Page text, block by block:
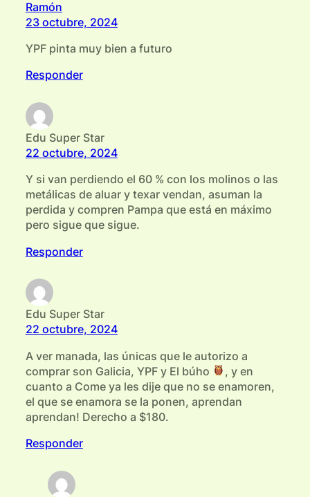
Ramón
23 octubre, 2024
YPF pinta muy bien a futuro
Responder
Edu Super Star
22 octubre, 2024
Y si van perdiendo el 60 % con los molinos o las
metálicas de aluar y texar vendan, asuman la
perdida y compren Pampa que está en máximo
pero sigue que sigue.
Responder
Edu Super Star
22 octubre, 2024
A ver manada, las únicas que le autorizo a
comprar son Galicia, YPF y El búho
, y en
cuanto a Come ya les dije que no se enamoren,
el que se enamora se la ponen, aprendan
aprendan! Derecho a $180.
Responder